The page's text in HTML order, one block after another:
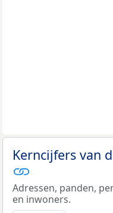
Kerncijfers van
Adressen, panden,
en inwoners.